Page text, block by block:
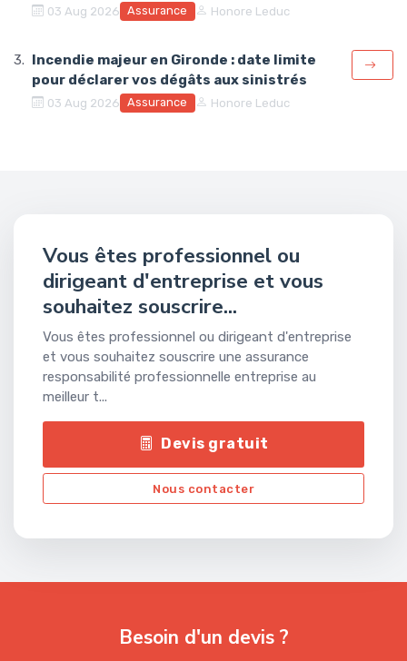
03 Aug 2026 Assurance Honore Leduc
Incendie majeur en Gironde : date limite
pour déclarer vos dégâts aux sinistrés
03 Aug 2026 Assurance Honore Leduc
Vous êtes professionnel ou
dirigeant d'entreprise et vous
souhaitez souscrire...
Vous êtes professionnel ou dirigeant d'entreprise
et vous souhaitez souscrire une assurance
responsabilité professionnelle entreprise au
meilleur t...
Devis gratuit
Nous contacter
Besoin d'un devis ?